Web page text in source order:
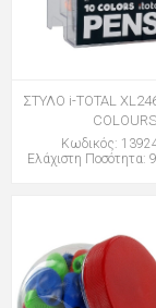
ΣΤΥΛΟ i-TOTAL
COLOURS
Κωδικός:
Ελάχιστη Ποσότητα: